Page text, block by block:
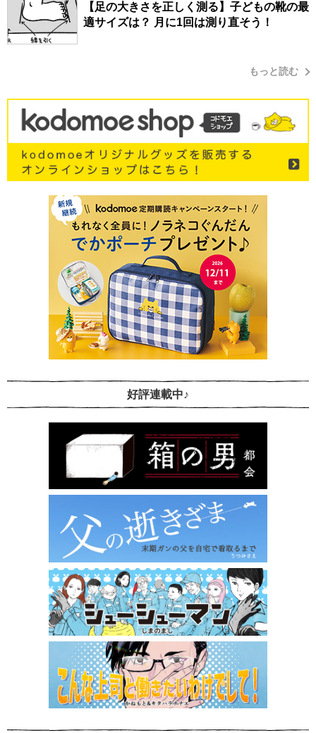
【足の大きさを正しく測る】子どもの靴の最
適サイズは？ 月に1回は測り直そう！
もっと読む
好評連載中♪